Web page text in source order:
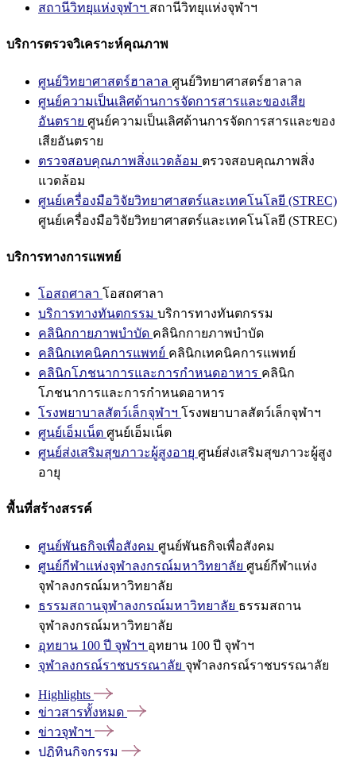
สถานีวิทยุแห่งจุฬาฯ สถานีวิทยุแห่งจุฬาฯ
บริการตรวจวิเคราะห์คุณภาพ
ศูนย์วิทยาศาสตร์ฮาลาล ศูนย์วิทยาศาสตร์ฮาลาล
ศูนย์ความเป็นเลิศด้านการจัดการสารและของเสีย
อันตราย ศูนย์ความเป็นเลิศด้านการจัดการสารและของ
เสียอันตราย
ตรวจสอบคุณภาพสิ่งแวดล้อม ตรวจสอบคุณภาพสิ่ง
แวดล้อม
ศูนย์เครื่องมือวิจัยวิทยาศาสตร์และเทคโนโลยี (STREC)
ศูนย์เครื่องมือวิจัยวิทยาศาสตร์และเทคโนโลยี (STREC)
บริการทางการแพทย์
โอสถศาลา โอสถศาลา
บริการทางทันตกรรม บริการทางทันตกรรม
คลินิกกายภาพบำบัด คลินิกกายภาพบำบัด
คลินิกเทคนิคการแพทย์ คลินิกเทคนิคการแพทย์
คลินิกโภชนาการและการกำหนดอาหาร คลินิก
โภชนาการและการกำหนดอาหาร
โรงพยาบาลสัตว์เล็กจุฬาฯ โรงพยาบาลสัตว์เล็กจุฬาฯ
ศูนย์เอ็มเน็ต ศูนย์เอ็มเน็ต
ศูนย์ส่งเสริมสุขภาวะผู้สูงอายุ ศูนย์ส่งเสริมสุขภาวะผู้สูง
อายุ
พื้นที่สร้างสรรค์
ศูนย์พันธกิจเพื่อสังคม ศูนย์พันธกิจเพื่อสังคม
ศูนย์กีฬาแห่งจุฬาลงกรณ์มหาวิทยาลัย ศูนย์กีฬาแห่ง
จุฬาลงกรณ์มหาวิทยาลัย
ธรรมสถานจุฬาลงกรณ์มหาวิทยาลัย ธรรมสถาน
จุฬาลงกรณ์มหาวิทยาลัย
อุทยาน 100 ปี จุฬาฯ อุทยาน 100 ปี จุฬาฯ
จุฬาลงกรณ์ราชบรรณาลัย จุฬาลงกรณ์ราชบรรณาลัย
Highlights
ข่าวสารทั้งหมด
ข่าวจุฬาฯ
ปฏิทินกิจกรรม